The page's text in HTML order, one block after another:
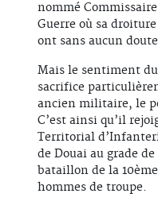
nommé
Guerre où sa
ont sans aucun
Mais le sentiment
sacrifice
ancien militaire, le
C’est ainsi qu’il
Territorial
de Douai au grade
bataillon de la
hommes de troupe.